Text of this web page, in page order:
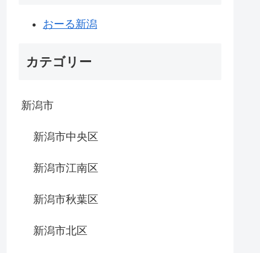
おーる新潟
カテゴリー
新潟市
新潟市中央区
新潟市江南区
新潟市秋葉区
新潟市北区